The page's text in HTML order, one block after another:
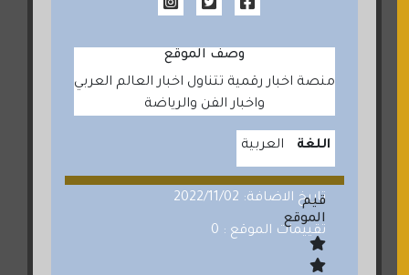
وصف الموقع
منصة اخبار رقمية تتناول اخبار العالم العربي
واخبار الفن والرياضة
اللغة العربية
تاريخ الاضافة: 2022/11/02
تقييمات الموقع : 0
قيم
الموقع